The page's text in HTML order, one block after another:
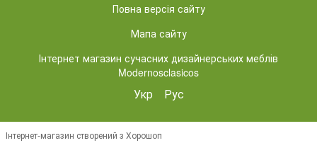
Повна версія сайту
Мапа сайту
Інтернет магазин сучасних дизайнерських меблів
Modernosclasicos
Укр Рус
Інтернет-магазин створений з Хорошоп